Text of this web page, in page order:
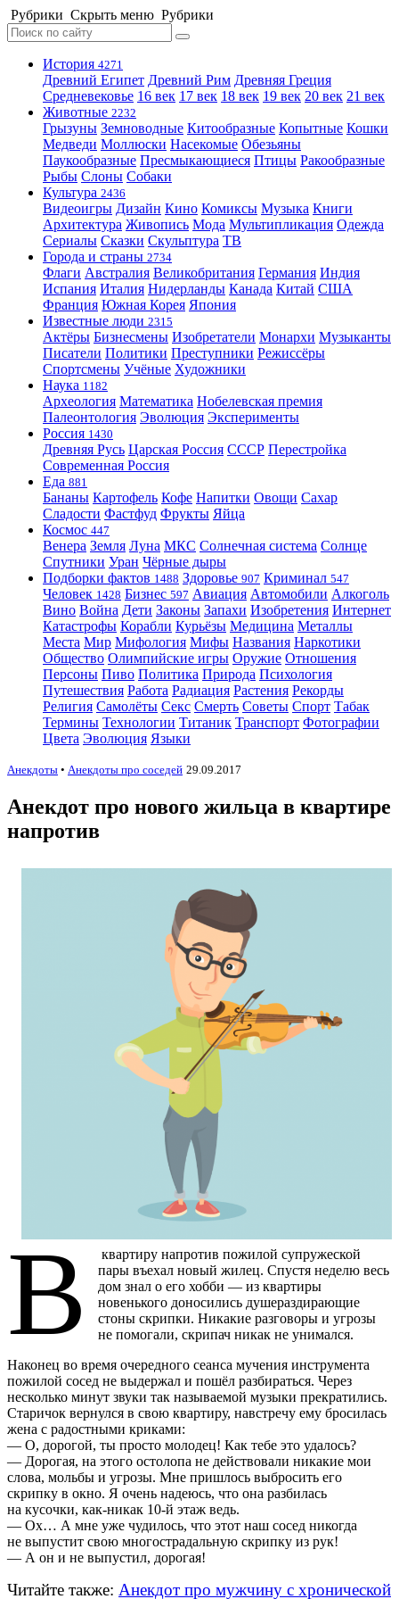
Рубрики Скрыть меню Рубрики
История 4271
Древний Египет Древний Рим Древняя Греция
Средневековье 16 век 17 век 18 век 19 век 20 век 21 век
Животные 2232
Грызуны Земноводные Китообразные Копытные Кошки
Медведи Моллюски Насекомые Обезьяны
Паукообразные Пресмыкающиеся Птицы Ракообразные
Рыбы Слоны Собаки
Культура 2436
Видеоигры Дизайн Кино Комиксы Музыка Книги
Архитектура Живопись Мода Мультипликация Одежда
Сериалы Сказки Скульптура ТВ
Города и страны 2734
Флаги Австралия Великобритания Германия Индия
Испания Италия Нидерланды Канада Китай США
Франция Южная Корея Япония
Известные люди 2315
Актёры Бизнесмены Изобретатели Монархи Музыканты
Писатели Политики Преступники Режиссёры
Спортсмены Учёные Художники
Наука 1182
Археология Математика Нобелевская премия
Палеонтология Эволюция Эксперименты
Россия 1430
Древняя Русь Царская Россия СССР Перестройка
Современная Россия
Еда 881
Бананы Картофель Кофе Напитки Овощи Сахар
Сладости Фастфуд Фрукты Яйца
Космос 447
Венера Земля Луна МКС Солнечная система Солнце
Спутники Уран Чёрные дыры
Подборки фактов 1488 Здоровье 907 Криминал 547
Человек 1428 Бизнес 597 Авиация Автомобили Алкоголь
Вино Война Дети Законы Запахи Изобретения Интернет
Катастрофы Корабли Курьёзы Медицина Металлы
Места Мир Мифология Мифы Названия Наркотики
Общество Олимпийские игры Оружие Отношения
Персоны Пиво Политика Природа Психология
Путешествия Работа Радиация Растения Рекорды
Религия Самолёты Секс Смерть Советы Спорт Табак
Термины Технологии Титаник Транспорт Фотографии
Цвета Эволюция Языки
Анекдоты • Анекдоты про соседей 29.09.2017
Анекдот про нового жильца в квартире
напротив
В
квартиру напротив пожилой супружеской
пары въехал новый жилец. Спустя неделю весь
дом знал о его хобби — из квартиры
новенького доносились душераздирающие
стоны скрипки. Никакие разговоры и угрозы
не помогали, скрипач никак не унимался.
Наконец во время очередного сеанса мучения инструмента
пожилой сосед не выдержал и пошёл разбираться. Через
несколько минут звуки так называемой музыки прекратились.
Старичок вернулся в свою квартиру, навстречу ему бросилась
жена с радостными криками:
— О, дорогой, ты просто молодец! Как тебе это удалось?
— Дорогая, на этого остолопа не действовали никакие мои
слова, мольбы и угрозы. Мне пришлось выбросить его
скрипку в окно. Я очень надеюсь, что она разбилась
на кусочки, как-никак 10-й этаж ведь.
— Ох… А мне уже чудилось, что этот наш сосед никогда
не выпустит свою многострадальную скрипку из рук!
— А он и не выпустил, дорогая!
Читайте также: Анекдот про мужчину с хронической